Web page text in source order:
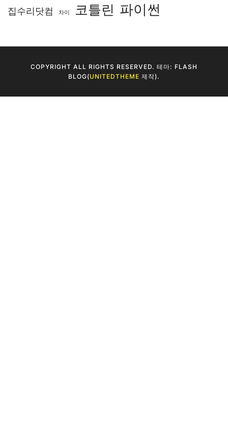
집수리닷컴 차이 코틀린 파이썬
COPYRIGHT ALL RIGHTS RESERVED. 테마: FLASH
BLOG(UNITEDTHEME 제작).